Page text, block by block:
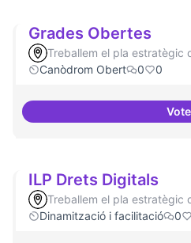
Grades Obertes
Treballem el pla estratègic
Canòdrom Obert
0 0
Vote
ILP Drets Digitals
Treballem el pla estratègic
Dinamització i facilitació
0